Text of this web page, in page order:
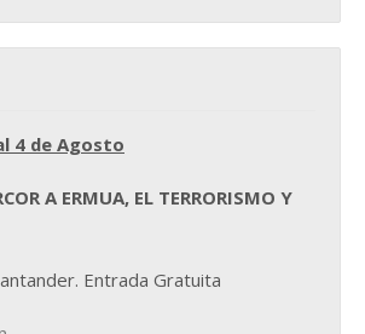
4 de Agosto
A ERMUA, EL TERRORISMO Y
Entrada Gratuita